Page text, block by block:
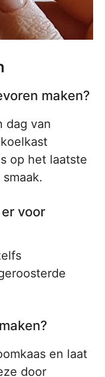
maken?
dag van
op het laatste
voor
en laat
door